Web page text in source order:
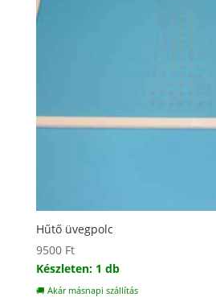
Hűtő üvegpolc
9500 Ft
Készleten: 1 db
🚚 Akár másnapi szállítás